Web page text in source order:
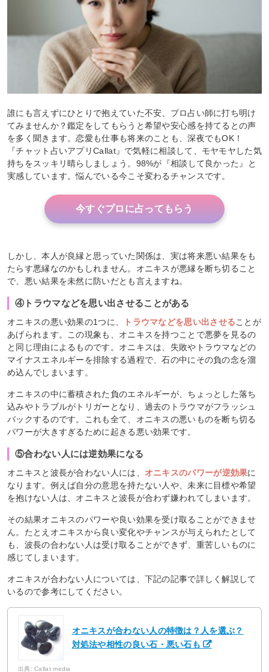
誰にも言えずにひとりで抱えていた不安、プロ占い師に打ち明け
てみませんか？鑑定をしてもらうと希望や安心感を持てるとの声
を多く聞きます。恋愛も仕事も将来のことも、深夜でもOK！
『チャット占いアプリCallat』で気軽に相談して、モヤモヤした気
持ちをスッキリ晴らしましょう。98%が『相談して良かった』と
実感しています。悩んでいる今こそ変わるチャンスです。
今すぐプロに占ってもらう
しかし、本人が良縁と思っていた関係は、実は将来悪い結果をも
たらす悪縁なのかもしれません。オニキスが悪縁を断ち切ること
で、悪い結果を未然に防いだとも言えますね。
④トラウマなどを思い出させることがある
オニキスの悪い効果の1つに、 トラウマなどを思い出させることが
あげられます。この現象も、オニキスを持つことで悪夢を見るの
と同じ理由によるものです。オニキスは、失敗やトラウマなどの
マイナスエネルギーを排除する過程で、石の中にその負の念を溜
め込んでしまいます。
オニキスの中に蓄積された負のエネルギーが、ちょっとした落ち
込みやトラブルがトリガーとなり、過去のトラウマがフラッシュ
バックするのです。これも全て、オニキスの悪いものを断ち切る
パワーが大きすぎるために起きる悪い効果です。
⑤合わない人には逆効果になる
オニキスと波長が合わない人には、 オニキスのパワーが逆効果に
なります。例えば自分の意思を持たない人や、未来に目標や希望
を抱けない人は、オニキスと波長が合わず嫌われてしまいます。
その結果オニキスのパワーや良い効果を受け取ることができませ
ん。たとえオニキスから良い変化やチャンスが与えられたとして
も、波長の合わない人は受け取ることができず、重苦しいものに
感じてしまいます。
オニキスが合わない人については、下記の記事で詳しく解説して
いるので参考にしてください。
オニキスが合わない人の特徴は？人を選ぶ？
対処法や相性の良い石・悪い石も
出典: Callat media